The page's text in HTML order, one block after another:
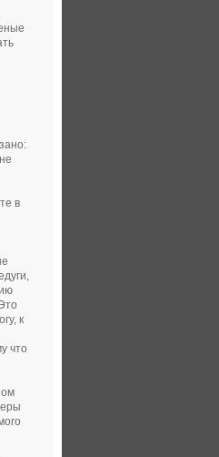
в
к
что